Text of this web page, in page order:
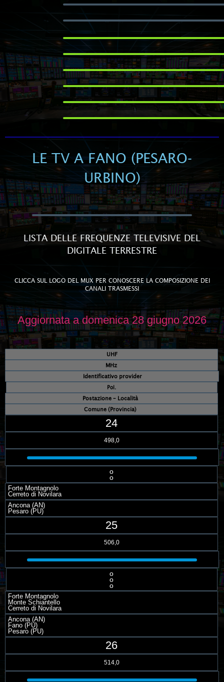
LE TV A FANO (PESARO-
URBINO)
LISTA DELLE FREQUENZE TELEVISIVE DEL
DIGITALE TERRESTRE
CLICCA SUL LOGO DEL MUX PER CONOSCERE LA COMPOSIZIONE DEI
CANALI TRASMESSI
Aggiornata a domenica 28 giugno 2026
UHF
MHz
Identificativo provider
Pol.
Postazione – Località
Comune (Provincia)
24
498,0
o
o
Forte Montagnolo
Cerreto di Novilara
Ancona (AN)
Pesaro (PU)
25
506,0
o
o
o
Forte Montagnolo
Monte Schiantello
Cerreto di Novilara
Ancona (AN)
Fano (PU)
Pesaro (PU)
26
514,0